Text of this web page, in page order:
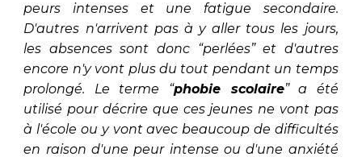
peurs intenses et une fatigue secondaire.
D'autres n'arrivent pas à y aller tous les jours,
les absences sont donc “perlées” et d'autres
encore n'y vont plus du tout pendant un temps
prolongé. Le terme “phobie scolaire” a été
utilisé pour décrire que ces jeunes ne vont pas
à l'école ou y vont avec beaucoup de difficultés
en raison d'une peur intense ou d'une anxiété